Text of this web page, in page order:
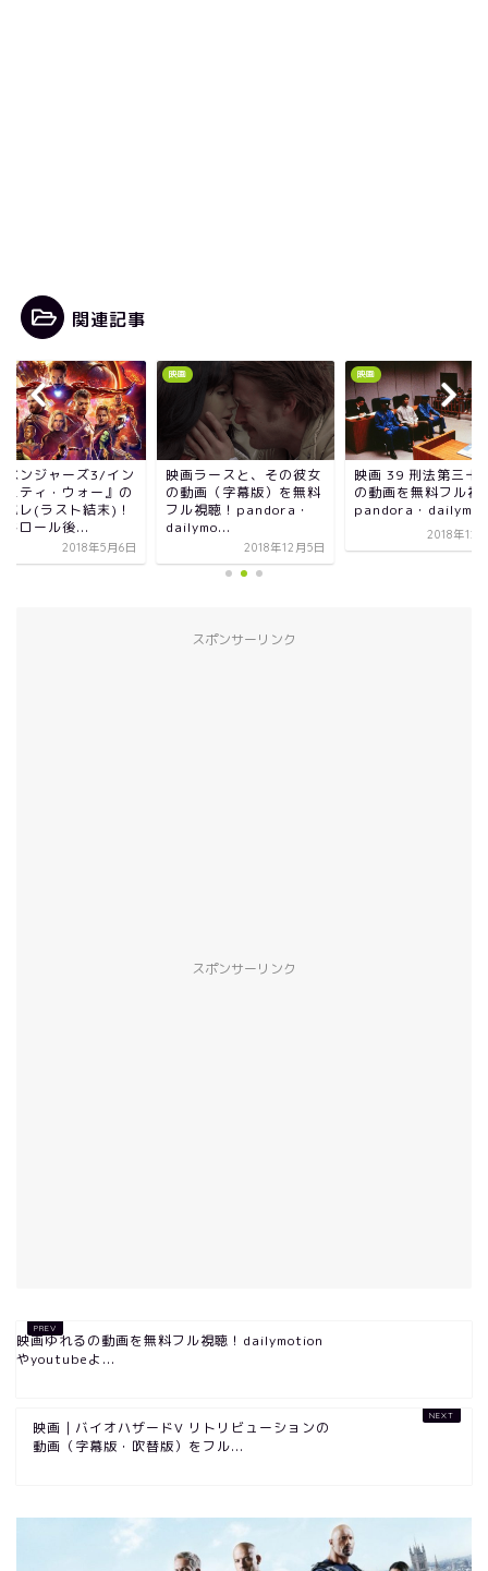
関連記事
ラースと、その彼女
画（字幕版）を無料
視聴！pandora・
2018年12月5日
映画
映画 39 刑法第三十九条
の動画を無料フル視聴！
pandora・dailymotio...
映画
『アベンジャーズ
フィニティ・ウォ
ネタバレ(ラスト結
エンドロール後...
2018年
スポンサーリンク
スポンサーリンク
映画ゆれるの動画を無料フル視聴！dailymotion
やyoutubeよ...
映画｜バイオハザードV リトリビューションの
動画（字幕版・吹替版）をフル...